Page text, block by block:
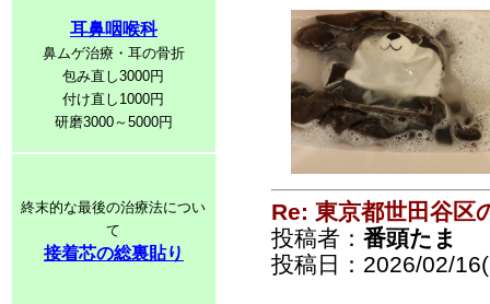
耳鼻咽喉科
鼻ムゲ治療・耳の骨折
包み直し3000円
付け直し1000円
研磨3000～5000円
終末的な最後の治療法につい
て
接着芯の総裏貼り
Re: 東京都世田谷区
投稿者： 番頭たま
投稿日：2026/02/